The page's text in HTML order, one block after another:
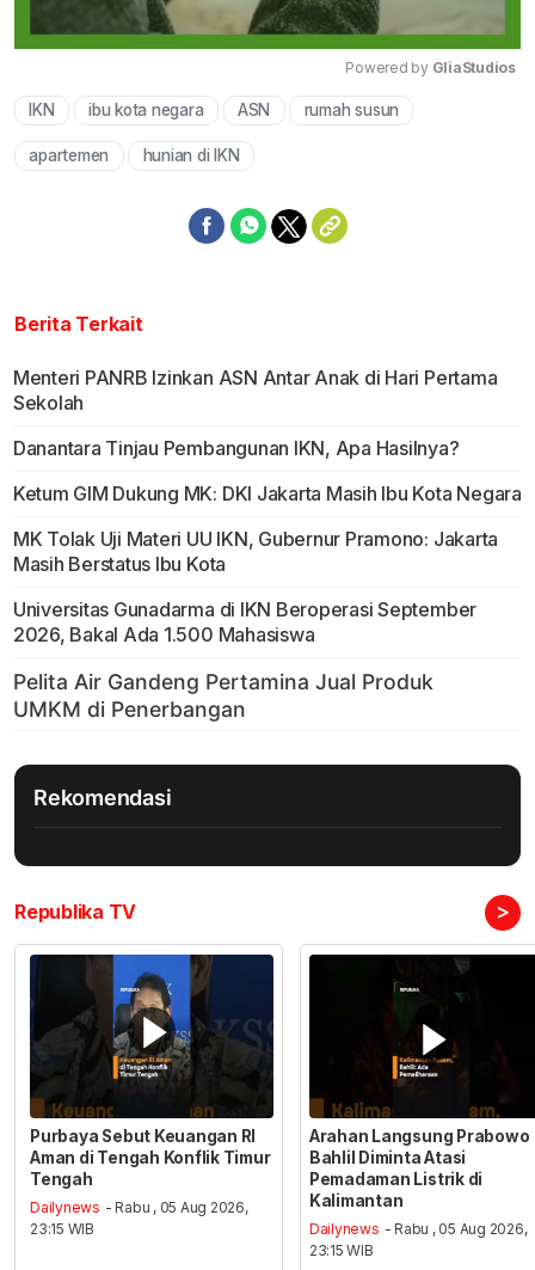
Powered by GliaStudios
IKN ibu kota negara ASN rumah susun
apartemen hunian di IKN
Berita Terkait
Menteri PANRB Izinkan ASN Antar Anak di Hari Pertama
Sekolah
Danantara Tinjau Pembangunan IKN, Apa Hasilnya?
Ketum GIM Dukung MK: DKI Jakarta Masih Ibu Kota Negara
MK Tolak Uji Materi UU IKN, Gubernur Pramono: Jakarta
Masih Berstatus Ibu Kota
Universitas Gunadarma di IKN Beroperasi September
2026, Bakal Ada 1.500 Mahasiswa
Rekomendasi
Republika TV >
Purbaya Sebut Keuangan RI
Aman di Tengah Konflik Timur
Tengah
Dailynews - Rabu , 05 Aug 2026,
23:15 WIB
Arahan Langsung Prabowo
Bahlil Diminta Atasi
Pemadaman Listrik di
Kalimantan
Dailynews - Rabu , 05 Aug 2026,
23:15 WIB